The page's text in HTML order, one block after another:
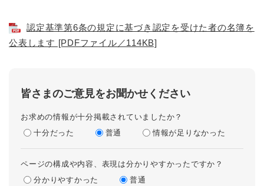
認定基準第6条の規定に基づき認定を受けた者の名簿を
公表します [PDFファイル／114KB]
皆さまのご意見をお聞かせください
お求めの情報が十分掲載されていましたか？
十分だった
普通 情報が足りなかった
ページの構成や内容、表現は分かりやすかったですか？
分かりやすかった
普通